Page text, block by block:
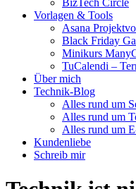
Vorlagen & Tools
Asana
Black Friday
Minikurs
TuCalendi –
Über mich
Technik-Blog
Alles rund um
Alles rund um
Alles rund um
Kundenliebe
Schreib mir